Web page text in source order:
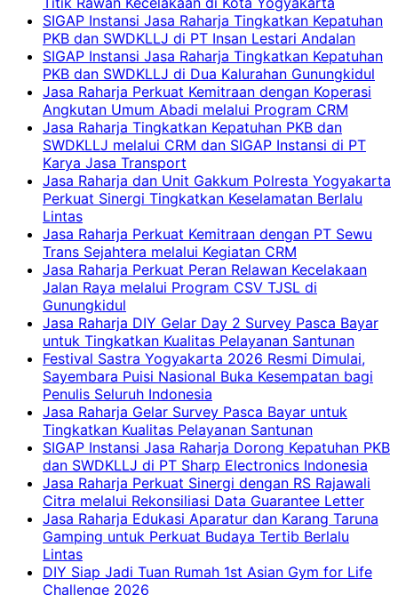
SIGAP Instansi Jasa Raharja Tingkatkan Kepatuhan
PKB dan SWDKLLJ di PT Insan Lestari Andalan
SIGAP Instansi Jasa Raharja Tingkatkan Kepatuhan
PKB dan SWDKLLJ di Dua Kalurahan Gunungkidul
Jasa Raharja Perkuat Kemitraan dengan Koperasi
Angkutan Umum Abadi melalui Program CRM
Jasa Raharja Tingkatkan Kepatuhan PKB dan
SWDKLLJ melalui CRM dan SIGAP Instansi di PT
Karya Jasa Transport
Jasa Raharja dan Unit Gakkum Polresta Yogyakarta
Perkuat Sinergi Tingkatkan Keselamatan Berlalu
Lintas
Jasa Raharja Perkuat Kemitraan dengan PT Sewu
Trans Sejahtera melalui Kegiatan CRM
Jasa Raharja Perkuat Peran Relawan Kecelakaan
Jalan Raya melalui Program CSV TJSL di
Gunungkidul
Jasa Raharja DIY Gelar Day 2 Survey Pasca Bayar
untuk Tingkatkan Kualitas Pelayanan Santunan
Festival Sastra Yogyakarta 2026 Resmi Dimulai,
Sayembara Puisi Nasional Buka Kesempatan bagi
Penulis Seluruh Indonesia
Jasa Raharja Gelar Survey Pasca Bayar untuk
Tingkatkan Kualitas Pelayanan Santunan
SIGAP Instansi Jasa Raharja Dorong Kepatuhan PKB
dan SWDKLLJ di PT Sharp Electronics Indonesia
Jasa Raharja Perkuat Sinergi dengan RS Rajawali
Citra melalui Rekonsiliasi Data Guarantee Letter
Jasa Raharja Edukasi Aparatur dan Karang Taruna
Gamping untuk Perkuat Budaya Tertib Berlalu
Lintas
DIY Siap Jadi Tuan Rumah 1st Asian Gym for Life
Challenge 2026